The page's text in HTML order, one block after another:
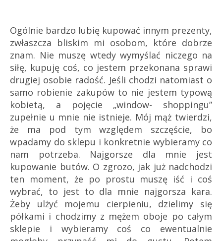
Ogólnie bardzo lubię kupować innym prezenty,
zwłaszcza bliskim mi osobom, które dobrze
znam. Nie muszę wtedy wymyślać niczego na
siłę, kupuję coś, co jestem przekonana sprawi
drugiej osobie radość. Jeśli chodzi natomiast o
samo robienie zakupów to nie jestem typową
kobietą, a pojęcie „window- shoppingu”
zupełnie u mnie nie istnieje. Mój mąż twierdzi,
że ma pod tym względem szczęście, bo
wpadamy do sklepu i konkretnie wybieramy co
nam potrzeba. Najgorsze dla mnie jest
kupowanie butów. O zgrozo, jak już nadchodzi
ten moment, że po prostu muszę iść i coś
wybrać, to jest to dla mnie najgorsza kara.
Żeby ulżyć mojemu cierpieniu, dzielimy się
półkami i chodzimy z mężem oboje po całym
sklepie i wybieramy coś co ewentualnie